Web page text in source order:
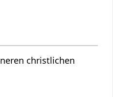
christlichen